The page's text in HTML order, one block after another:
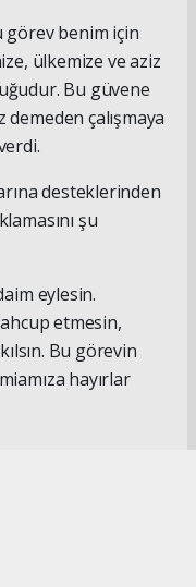
görev benim için
ülkemize ve aziz
Bu güvene
demeden çalışmaya
desteklerinden
şu
eylesin.
etmesin,
Bu görevin
hayırlar